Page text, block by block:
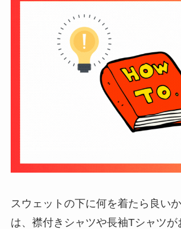
スウェットの下に何を着たら良い
は、襟付きシャツや長袖Tシャツが